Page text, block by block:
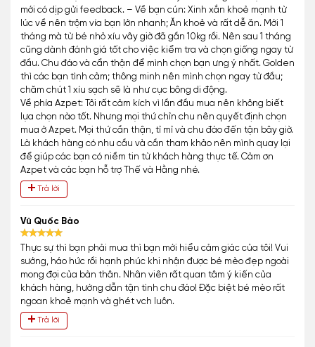
mới có dịp gửi feedback. – Về bạn cún: Xinh xắn khoẻ mạnh từ
lúc về nên trộm vía bạn lớn nhanh; Ăn khoẻ và rất dễ ăn. Mới 1
tháng mà từ bé nhỏ xíu vây giờ đã gần 10kg rồi. Nên sau 1 tháng
cũng dành đánh giá tốt cho việc kiểm tra và chọn giống ngay từ
đầu. Chu đáo và cẩn thận để mình chọn bạn ưng ý nhất. Golden
thì các bạn tình cảm; thông minh nên mình chọn ngay từ đầu;
chăm chút 1 xíu sạch sẽ là như cục bông di động.
Về phía Azpet: Tôi rất cảm kích vì lần đầu mua nên không biết
lựa chọn nào tốt. Nhưng mọi thứ chỉn chu nên quyết định chọn
mua ở Azpet. Mọi thứ cần thận, tỉ mỉ và chu đáo đến tận bây giờ.
Là khách hàng có nhu cầu và cần tham khảo nên mình quay lại
để giúp các bạn có niềm tin từ khách hàng thực tế. Cảm ơn
Azpet và các bạn hỗ trợ Thế và Hằng nhé.
Trả lời
Vũ Quốc Bảo
Thực sự thì bạn phải mua thì bạn mới hiểu cảm giác của tôi! Vui
sướng, háo hức rồi hạnh phúc khi nhận được bé mèo đẹp ngoài
mong đợi của bản thân. Nhân viên rất quan tâm ý kiến của
khách hàng, hướng dẫn tận tình chu đáo! Đặc biệt bé mèo rất
ngoan khoẻ mạnh và ghét vch luôn.
Trả lời